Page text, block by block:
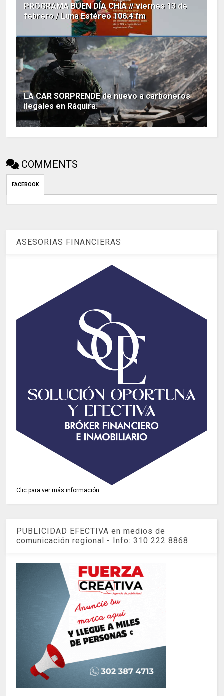
PROGRAMA BUEN DÍA CHÍA // viernes 13 de
febrero / Luna Estéreo 106.4 fm
LA CAR SORPRENDE de nuevo a carboneros
ilegales en Ráquira.
COMMENTS
FACEBOOK
ASESORIAS FINANCIERAS
Clic para ver más información
PUBLICIDAD EFECTIVA en medios de
comunicación regional - Info: 310 222 8868